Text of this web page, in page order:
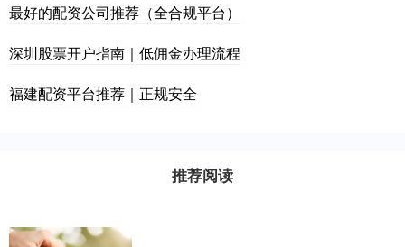
最好的配资公司推荐（全合规平台）
深圳股票开户指南｜低佣金办理流程
福建配资平台推荐｜正规安全
推荐阅读